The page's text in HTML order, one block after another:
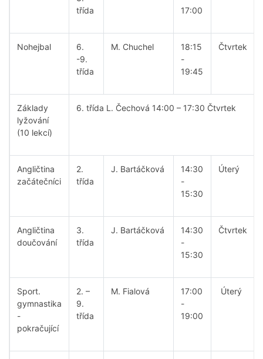
třída
17:00
Nohejbal
6.
-9.
třída
M. Chuchel
18:15
-
19:45
Čtvrtek
Základy
lyžování
(10 lekcí)
6. třída L. Čechová 14:00 – 17:30 Čtvrtek
Angličtina
začátečníci
2.
třída
J. Bartáčková
14:30
-
15:30
Úterý
Angličtina
doučování
3.
třída
J. Bartáčková
14:30
-
15:30
Čtvrtek
Sport.
gymnastika
-
pokračující
2. –
9.
třída
M. Fialová
17:00
-
19:00
Úterý